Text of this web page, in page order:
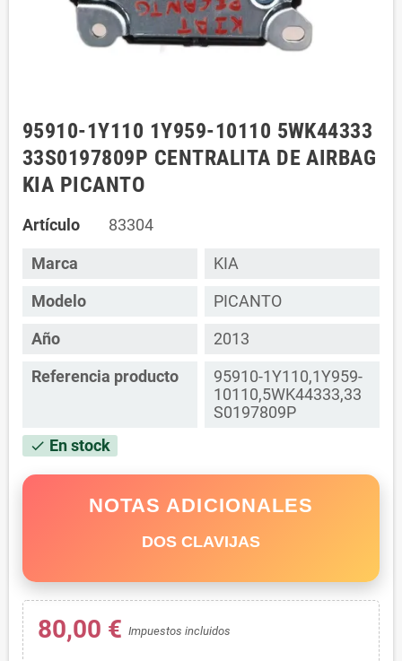
95910-1Y110 1Y959-10110 5WK44333
33S0197809P CENTRALITA DE AIRBAG
KIA PICANTO
Artículo 83304
Marca
KIA
Modelo
PICANTO
Año
2013
Referencia producto
95910-1Y110,1Y959-
10110,5WK44333,33
S0197809P
check En stock
NOTAS ADICIONALES
DOS CLAVIJAS
80,00 € Impuestos incluidos